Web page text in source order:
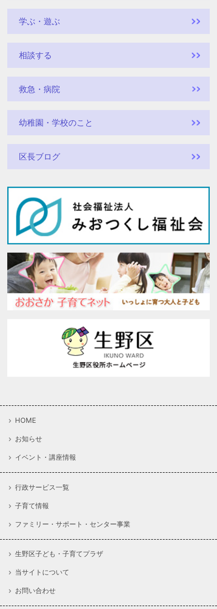
学ぶ・遊ぶ
相談する
救急・病院
幼稚園・学校のこと
区長ブログ
HOME
お知らせ
イベント・講座情報
行政サービス一覧
子育て情報
ファミリー・サポート・センター事業
生野区子ども・子育てプラザ
当サイトについて
お問い合わせ